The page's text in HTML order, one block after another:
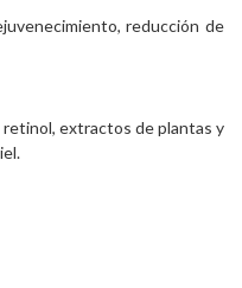
reducción de
retinol, extractos de plantas y